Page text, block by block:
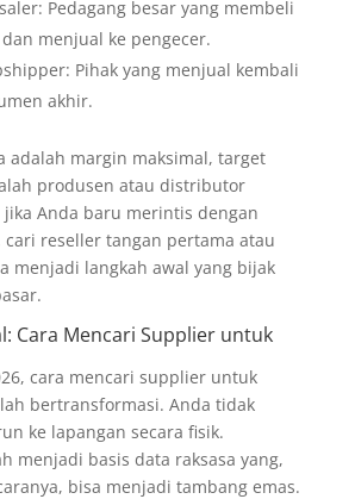
Pedagang besar yang membeli
menjual ke pengecer.
Pihak yang menjual kembali
akhir.
adalah margin maksimal, target
produsen atau distributor
Anda baru merintis dengan
cari reseller tangan pertama atau
menjadi langkah awal yang bijak
Cara Mencari Supplier untuk
cara mencari supplier untuk
bertransformasi. Anda tidak
ke lapangan secara fisik.
menjadi basis data raksasa yang,
bisa menjadi tambang emas.